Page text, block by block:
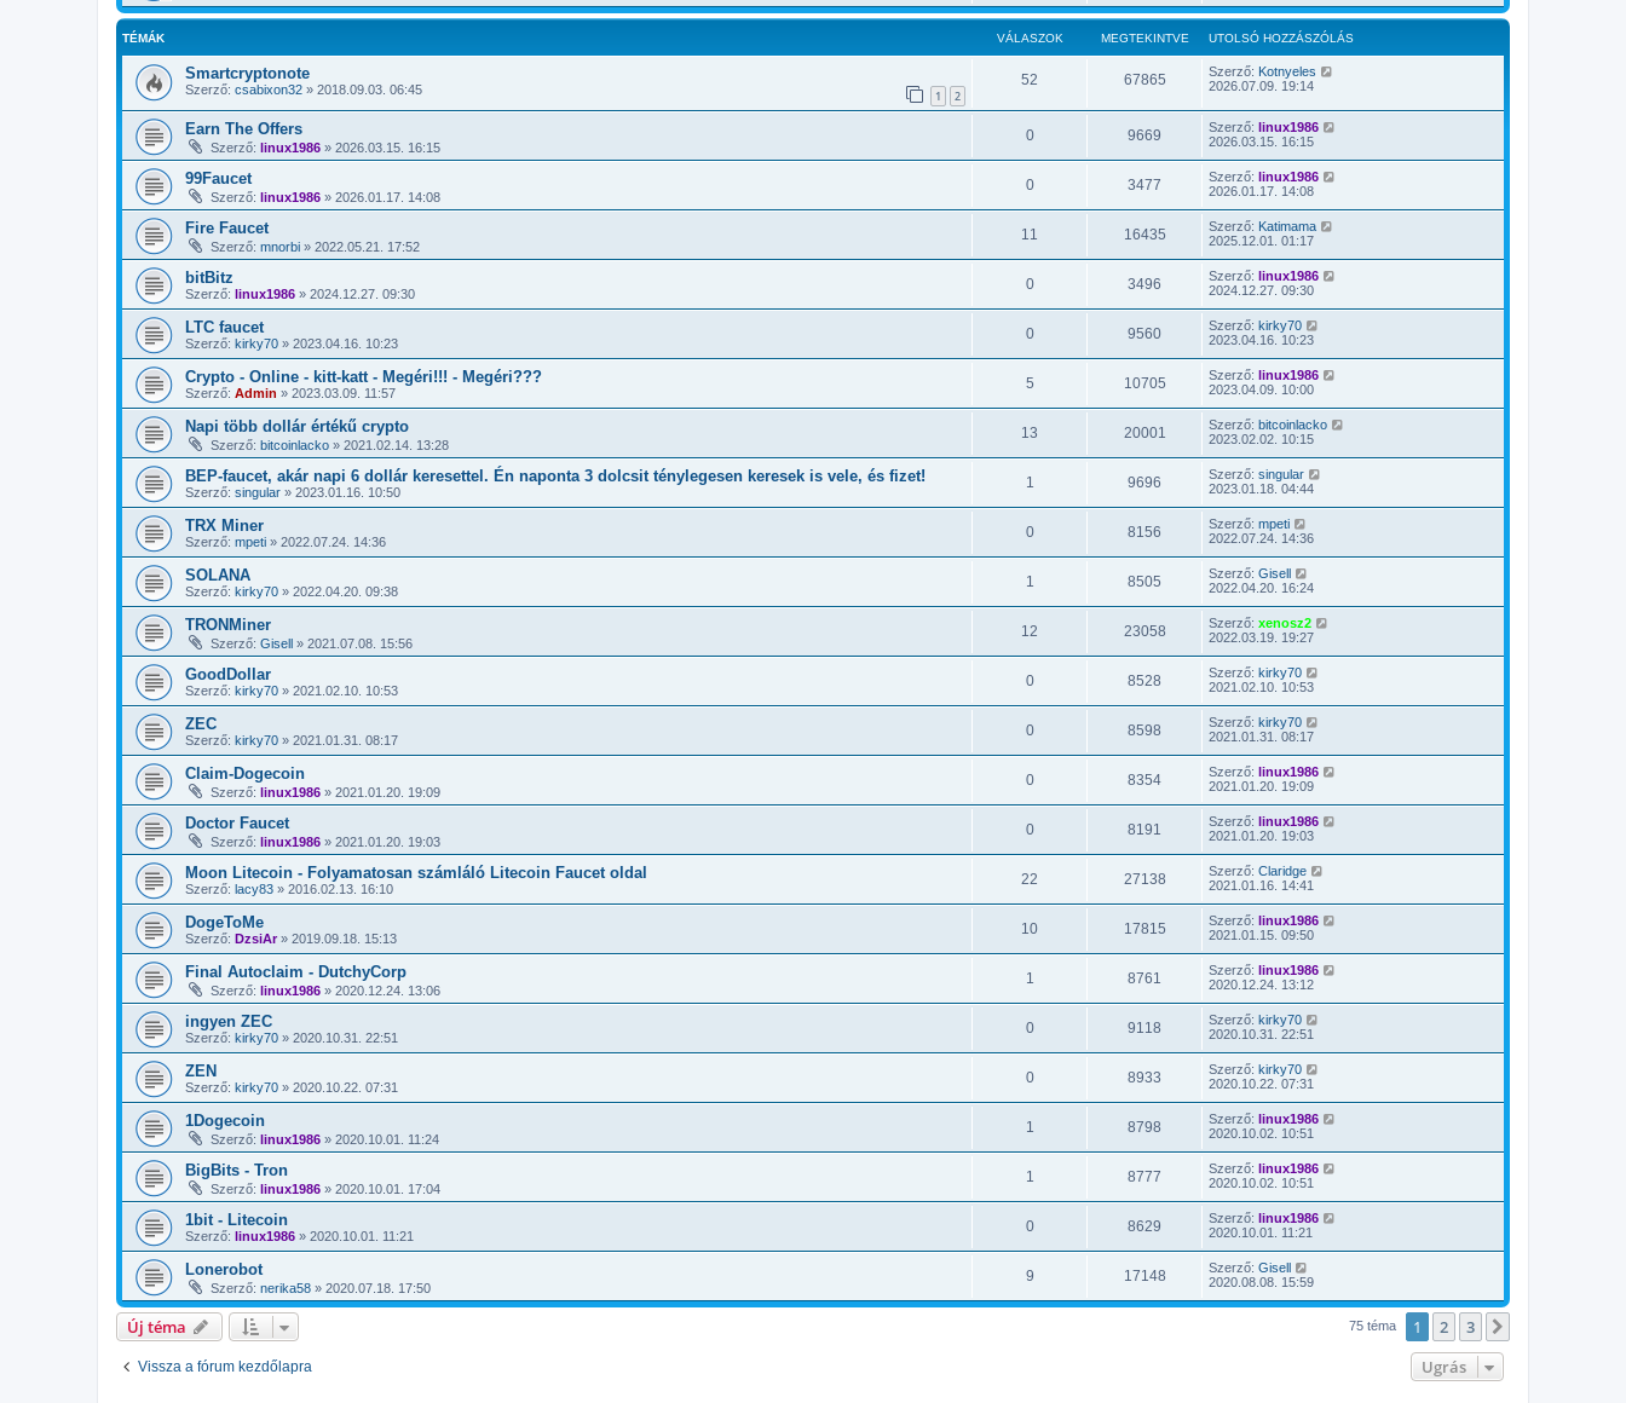
TÉMÁK VÁLASZOK MEGTEKINTVE UTOLSÓ HOZZÁSZÓLÁS
Smartcryptonote
Szerző: csabixon32 » 2018.09.03. 06:45 1 2
52 67865 Szerző: Kotnyeles
2026.07.09. 19:14
Earn The Offers
Szerző: linux1986 » 2026.03.15. 16:15
0 9669 Szerző: linux1986
2026.03.15. 16:15
99Faucet
Szerző: linux1986 » 2026.01.17. 14:08
0 3477 Szerző: linux1986
2026.01.17. 14:08
Fire Faucet
Szerző: mnorbi » 2022.05.21. 17:52
11 16435 Szerző: Katimama
2025.12.01. 01:17
bitBitz
Szerző: linux1986 » 2024.12.27. 09:30
0 3496 Szerző: linux1986
2024.12.27. 09:30
LTC faucet
Szerző: kirky70 » 2023.04.16. 10:23
0 9560 Szerző: kirky70
2023.04.16. 10:23
Crypto - Online - kitt-katt - Megéri!!! - Megéri???
Szerző: Admin » 2023.03.09. 11:57
5 10705 Szerző: linux1986
2023.04.09. 10:00
Napi több dollár értékű crypto
Szerző: bitcoinlacko » 2021.02.14. 13:28
13 20001 Szerző: bitcoinlacko
2023.02.02. 10:15
BEP-faucet, akár napi 6 dollár keresettel. Én naponta 3 dolcsit ténylegesen keresek is vele, és fizet!
Szerző: singular » 2023.01.16. 10:50
1 9696 Szerző: singular
2023.01.18. 04:44
TRX Miner
Szerző: mpeti » 2022.07.24. 14:36
0 8156 Szerző: mpeti
2022.07.24. 14:36
SOLANA
Szerző: kirky70 » 2022.04.20. 09:38
1 8505 Szerző: Gisell
2022.04.20. 16:24
TRONMiner
Szerző: Gisell » 2021.07.08. 15:56
12 23058 Szerző: xenosz2
2022.03.19. 19:27
GoodDollar
Szerző: kirky70 » 2021.02.10. 10:53
0 8528 Szerző: kirky70
2021.02.10. 10:53
ZEC
Szerző: kirky70 » 2021.01.31. 08:17
0 8598 Szerző: kirky70
2021.01.31. 08:17
Claim-Dogecoin
Szerző: linux1986 » 2021.01.20. 19:09
0 8354 Szerző: linux1986
2021.01.20. 19:09
Doctor Faucet
Szerző: linux1986 » 2021.01.20. 19:03
0 8191 Szerző: linux1986
2021.01.20. 19:03
Moon Litecoin - Folyamatosan számláló Litecoin Faucet oldal
Szerző: lacy83 » 2016.02.13. 16:10
22 27138 Szerző: Claridge
2021.01.16. 14:41
DogeToMe
Szerző: DzsiAr» 2019.09.18. 15:13
10 17815 Szerző: linux1986
2021.01.15. 09:50
Final Autoclaim - DutchyCorp
Szerző: linux1986 » 2020.12.24. 13:06
1 8761 Szerző: linux1986
2020.12.24. 13:12
ingyen ZEC
Szerző: kirky70 » 2020.10.31. 22:51
0 9118 Szerző: kirky70
2020.10.31. 22:51
ZEN
Szerző: kirky70 » 2020.10.22. 07:31
0 8933 Szerző: kirky70
2020.10.22. 07:31
1Dogecoin
Szerző: linux1986 » 2020.10.01. 11:24
1 8798 Szerző: linux1986
2020.10.02. 10:51
BigBits - Tron
Szerző: linux1986 » 2020.10.01. 17:04
1 8777 Szerző: linux1986
2020.10.02. 10:51
1bit - Litecoin
Szerző: linux1986 » 2020.10.01. 11:21
0 8629 Szerző: linux1986
2020.10.01. 11:21
Lonerobot
Szerző: nerika58 » 2020.07.18. 17:50
9 17148 Szerző: Gisell
2020.08.08. 15:59
Új téma 75 téma 1 2 3
Vissza a fórum kezdőlapra Ugrás